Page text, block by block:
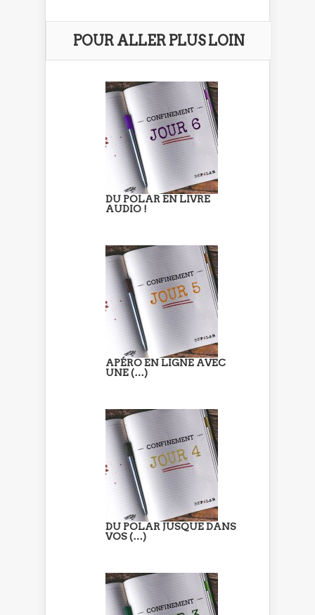
POUR ALLER PLUS LOIN
DU POLAR EN LIVRE
AUDIO !
APÉRO EN LIGNE AVEC
UNE (…)
DU POLAR JUSQUE DANS
VOS (…)